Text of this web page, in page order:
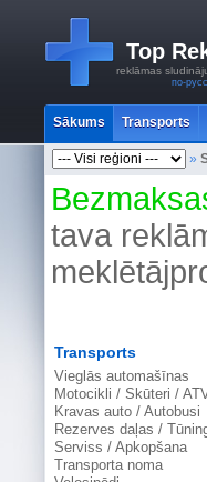
Top
reklāmas
по-
Sākums Transports
»
tava
Transports
Vieglās automašīnas
Motocikli / Skūteri /
Kravas auto / Autobusi
Rezerves daļas /
Serviss / Apkopšana
Transporta noma